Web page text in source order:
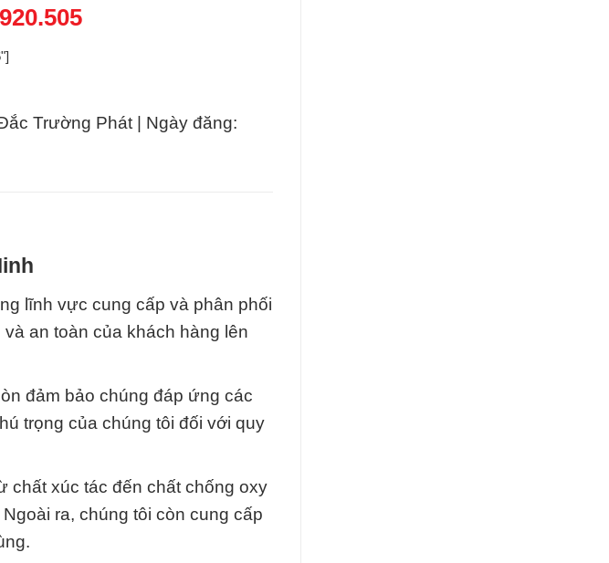
Trường Phát | Ngày đăng:
lĩnh vực cung cấp và phân phối
an toàn của khách hàng lên
đảm bảo chúng đáp ứng các
trọng của chúng tôi đối với quy
chất xúc tác đến chất chống oxy
ra, chúng tôi còn cung cấp